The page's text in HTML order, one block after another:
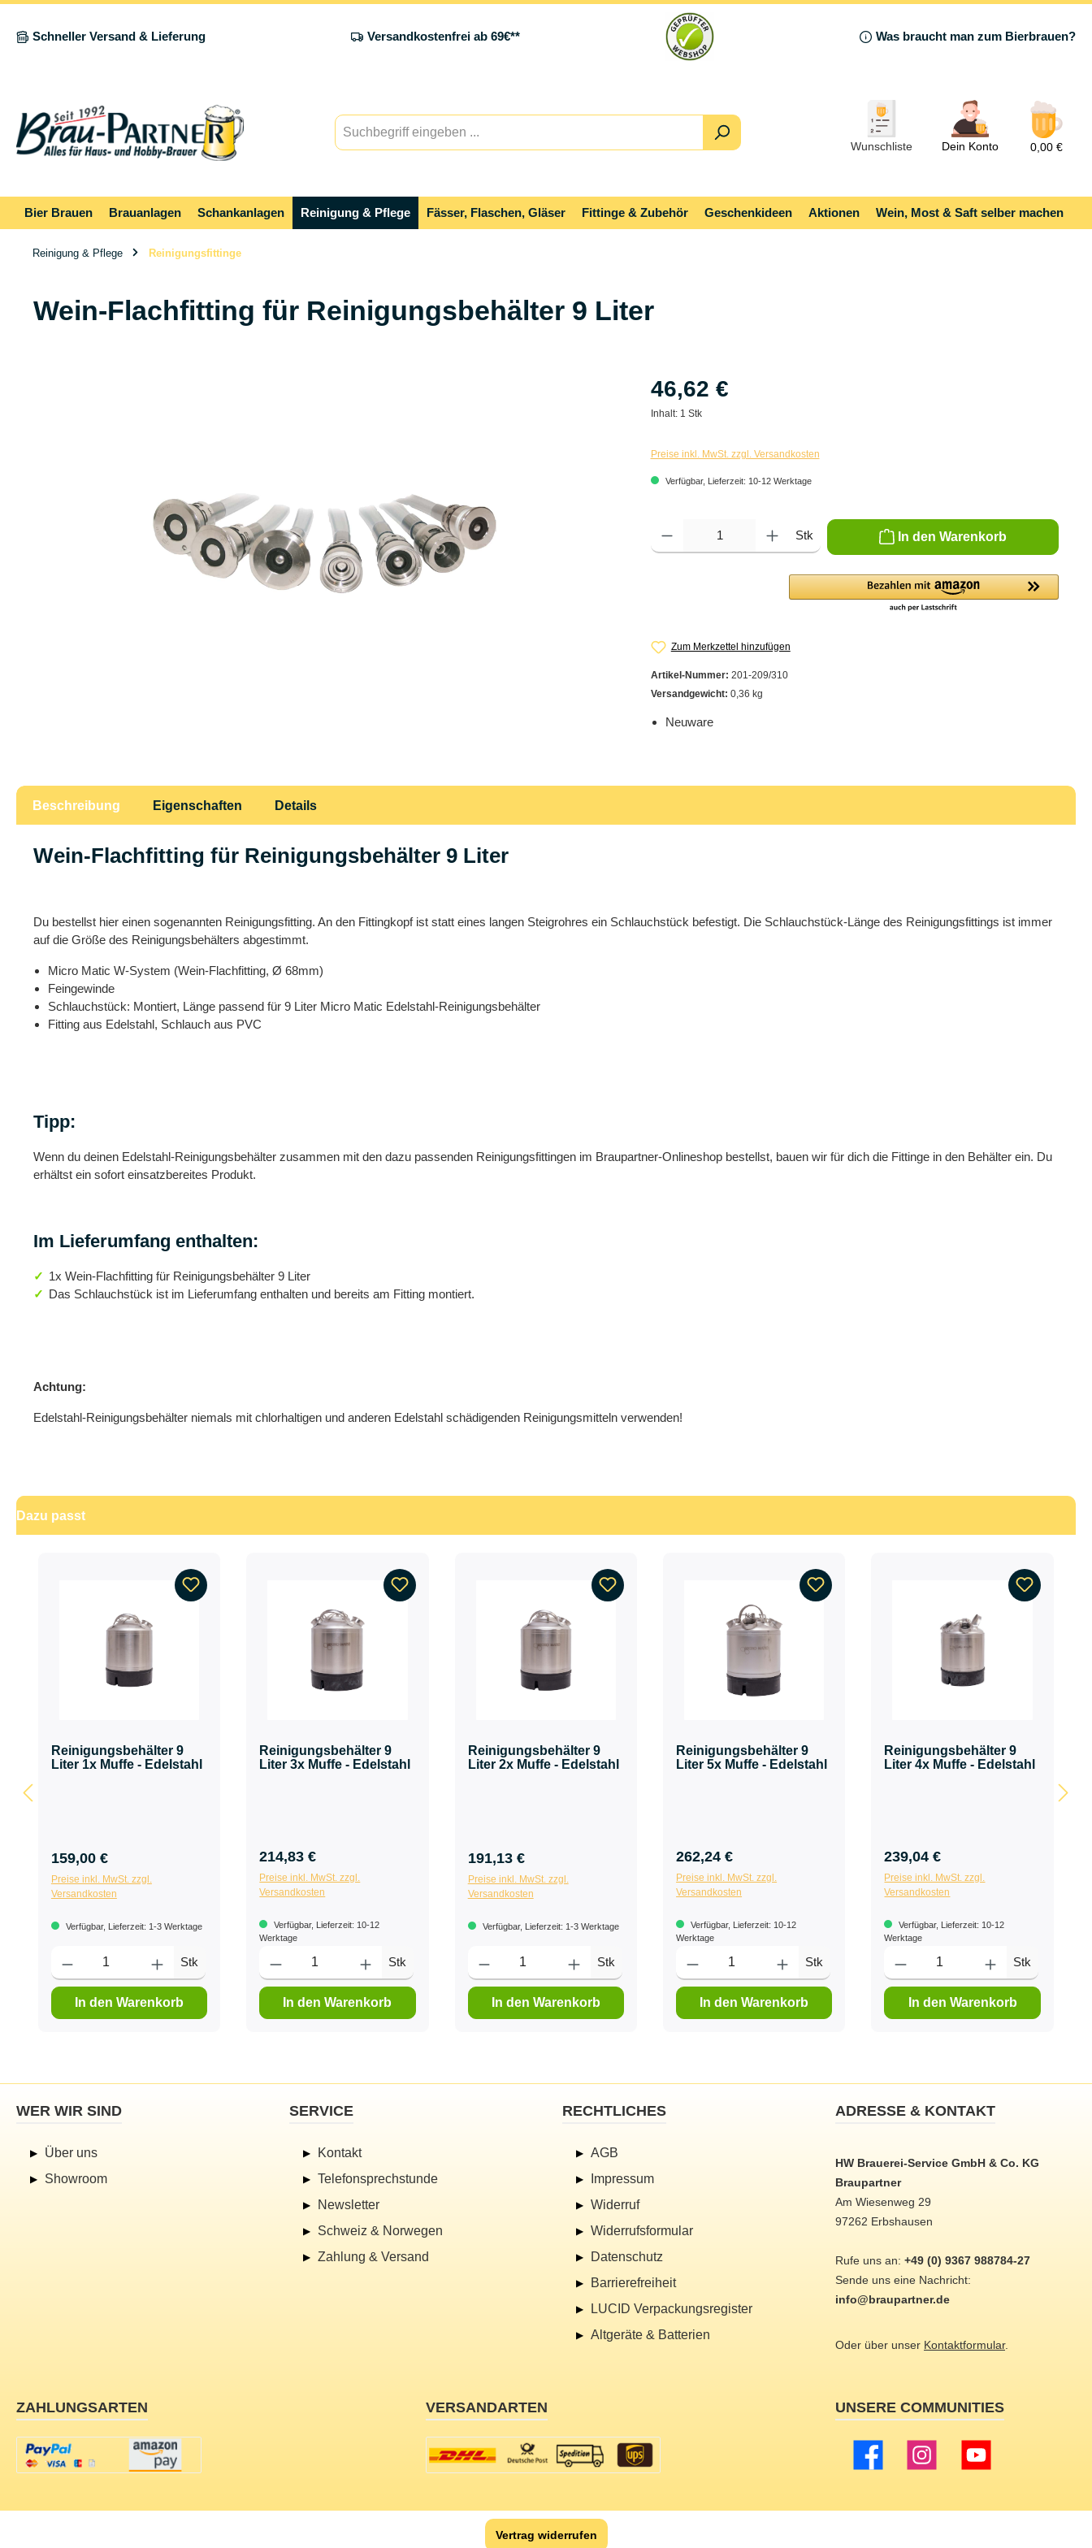
Schneller Versand & Lieferung
Versandkostenfrei ab 69€** Was braucht man zum Bierbrauen?
Wunschliste Dein Konto 0,00 €
Bier Brauen Brauanlagen Schankanlagen Reinigung & Pflege Fässer, Flaschen, Gläser Fittinge & Zubehör Geschenkideen Aktionen Wein, Most & Saft selber machen
Reinigung & Pflege Reinigungsfittinge
Wein-Flachfitting für Reinigungsbehälter 9 Liter
46,62 €
Inhalt: 1 Stk
Preise inkl. MwSt. zzgl. Versandkosten
Verfügbar, Lieferzeit: 10-12 Werktage
Produkt Anzahl: Gib den gewünschten Wert ein oder benutze die Schaltflächen um die Anzahl zu
Stk In den Warenkorb
Zum Merkzettel hinzufügen
Artikel-Nummer: 201-209/310
Versandgewicht: 0,36 kg
Neuware
Beschreibung Eigenschaften Details
Wein-Flachfitting für Reinigungsbehälter 9 Liter
Du bestellst hier einen sogenannten Reinigungsfitting. An den Fittingkopf ist statt eines langen Steigrohres ein Schlauchstück befestigt. Die Schlauchstück-Länge des Reinigungsfittings ist immer
auf die Größe des Reinigungsbehälters abgestimmt.
Micro Matic W-System (Wein-Flachfitting, Ø 68mm)
Feingewinde
Schlauchstück: Montiert, Länge passend für 9 Liter Micro Matic Edelstahl-Reinigungsbehälter
Fitting aus Edelstahl, Schlauch aus PVC
Tipp:
Wenn du deinen Edelstahl-Reinigungsbehälter zusammen mit den dazu passenden Reinigungsfittingen im Braupartner-Onlineshop bestellst, bauen wir für dich die Fittinge in den Behälter ein. Du
erhältst ein sofort einsatzbereites Produkt.
Im Lieferumfang enthalten:
1x Wein-Flachfitting für Reinigungsbehälter 9 Liter
Das Schlauchstück ist im Lieferumfang enthalten und bereits am Fitting montiert.
Achtung:
Edelstahl-Reinigungsbehälter niemals mit chlorhaltigen und anderen Edelstahl schädigenden Reinigungsmitteln verwenden!
Dazu passt
Reinigungsbehälter 9
Liter 1x Muffe - Edelstahl
159,00 €
Preise inkl. MwSt. zzgl.
Versandkosten
Verfügbar, Lieferzeit: 1-3 Werktage
Stk
In den Warenkorb
Reinigungsbehälter 9
Liter 3x Muffe - Edelstahl
214,83 €
Preise inkl. MwSt. zzgl.
Versandkosten
Verfügbar, Lieferzeit: 10-12
Werktage
Stk
In den Warenkorb
Reinigungsbehälter 9
Liter 2x Muffe - Edelstahl
191,13 €
Preise inkl. MwSt. zzgl.
Versandkosten
Verfügbar, Lieferzeit: 1-3 Werktage
Stk
In den Warenkorb
Reinigungsbehälter 9
Liter 5x Muffe - Edelstahl
262,24 €
Preise inkl. MwSt. zzgl.
Versandkosten
Verfügbar, Lieferzeit: 10-12
Werktage
Stk
In den Warenkorb
Reinigungsbehälter 9
Liter 4x Muffe - Edelstahl
239,04 €
Preise inkl. MwSt. zzgl.
Versandkosten
Verfügbar, Lieferzeit: 10-12
Werktage
Stk
In den Warenkorb
ADRESSE & KONTAKT
HW Brauerei-Service GmbH & Co. KG
Braupartner
Am Wiesenweg 29
97262 Erbshausen
Rufe uns an: +49 (0) 9367 988784-27
Sende uns eine Nachricht:
info@braupartner.de
Oder über unser Kontaktformular.
WER WIR SIND
Über uns
Showroom
SERVICE
Kontakt
Telefonsprechstunde
Newsletter
Schweiz & Norwegen
Zahlung & Versand
RECHTLICHES
AGB
Impressum
Widerruf
Widerrufsformular
Datenschutz
Barrierefreiheit
LUCID Verpackungsregister
Altgeräte & Batterien
ZAHLUNGSARTEN VERSANDARTEN UNSERE COMMUNITIES
Facebook Instagram YouTube
Vertrag widerrufen